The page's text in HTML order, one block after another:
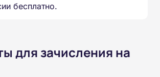
бесплатно.
для зачисления на